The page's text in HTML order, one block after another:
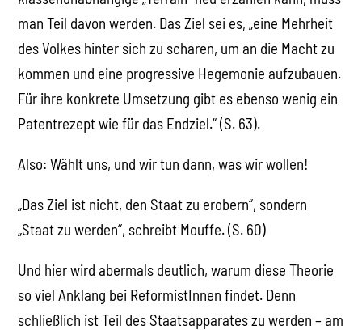
man Teil davon werden. Das Ziel sei es, „eine Mehrheit
des Volkes hinter sich zu scharen, um an die Macht zu
kommen und eine progressive Hegemonie aufzubauen.
Für ihre konkrete Umsetzung gibt es ebenso wenig ein
Patentrezept wie für das Endziel.“ (S. 63).
Also: Wählt uns, und wir tun dann, was wir wollen!
„Das Ziel ist nicht, den Staat zu erobern“, sondern
„Staat zu werden“, schreibt Mouffe. (S. 60)
Und hier wird abermals deutlich, warum diese Theorie
so viel Anklang bei ReformistInnen findet. Denn
schließlich ist Teil des Staatsapparates zu werden – am